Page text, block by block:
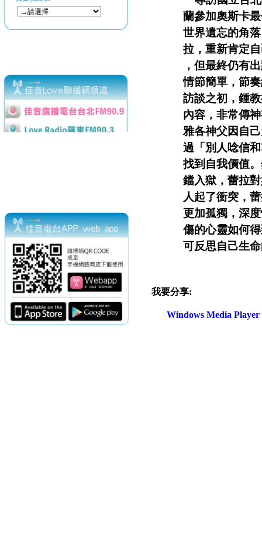
蘭參加奧斯卡
世界遺忘的角
拉 ，重新肯定
，但最終仍有
情節簡單，節
訪談之初，鍾
內容，非常傳
雅各神父因自
過「別人唸信
找到自我價值
鐺入獄，蕾拉
人起了衝突，
更加孤獨，深
傷的心靈如何
可反思自己生
我要分享:
Windows Media